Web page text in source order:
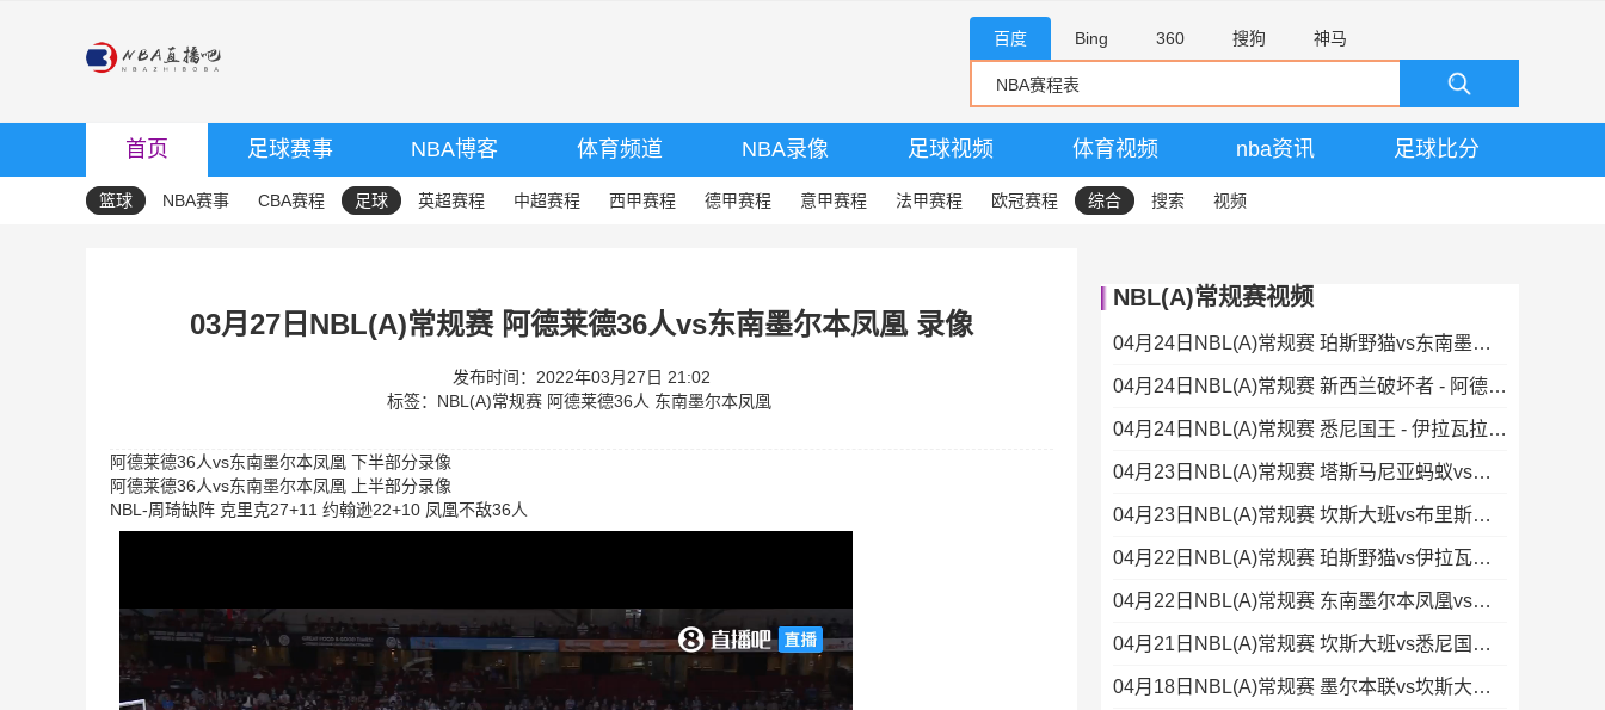
百度 Bing 360 搜狗 神马
首页 足球赛事 NBA博客 体育频道 NBA录像 足球视频 体育视频 nba资讯 足球比分
篮球 NBA赛事 CBA赛程 足球 英超赛程 中超赛程 西甲赛程 德甲赛程 意甲赛程 法甲赛程 欧冠赛程 综合 搜索 视频
03月27日NBL(A)常规赛 阿德莱德36人vs东南墨尔本凤凰 录像
发布时间：2022年03月27日 21:02
标签： NBL(A)常规赛 阿德莱德36人 东南墨尔本凤凰
阿德莱德36人vs东南墨尔本凤凰 下半部分录像
阿德莱德36人vs东南墨尔本凤凰 上半部分录像
NBL-周琦缺阵 克里克27+11 约翰逊22+10 凤凰不敌36人
NBL(A)常规赛视频
04月24日NBL(A)常规赛 珀斯野猫vs东南墨尔本凤凰 录像
04月24日NBL(A)常规赛 新西兰破坏者 - 阿德莱德36人 录像集锦
04月24日NBL(A)常规赛 悉尼国王 - 伊拉瓦拉老鹰 录像集锦
04月23日NBL(A)常规赛 塔斯马尼亚蚂蚁vs墨尔本联 录像集锦
04月23日NBL(A)常规赛 坎斯大班vs布里斯班子弹 录像集锦
04月22日NBL(A)常规赛 珀斯野猫vs伊拉瓦拉老鹰 录像
04月22日NBL(A)常规赛 东南墨尔本凤凰vs阿德莱德36人 录像
04月21日NBL(A)常规赛 坎斯大班vs悉尼国王 录像集锦
04月18日NBL(A)常规赛 墨尔本联vs坎斯大班 录像集锦